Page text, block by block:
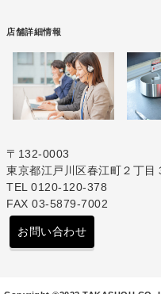
店舗詳細情報
〒132-0003
東京都江戸川区春江町２丁目
TEL 0120-120-378
FAX 03-5879-7002
お問い合わせ